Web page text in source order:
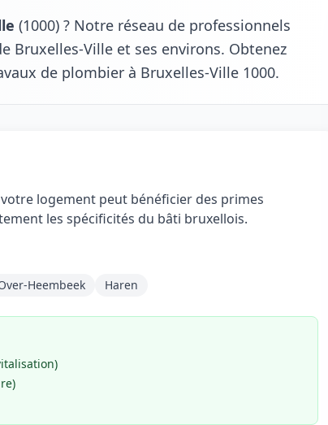
(1000) ? Notre réseau de professionnels
Bruxelles-Ville et ses environs. Obtenez
de plombier à Bruxelles-Ville 1000.
logement peut bénéficier des primes
les spécificités du bâti bruxellois.
Heembeek Haren